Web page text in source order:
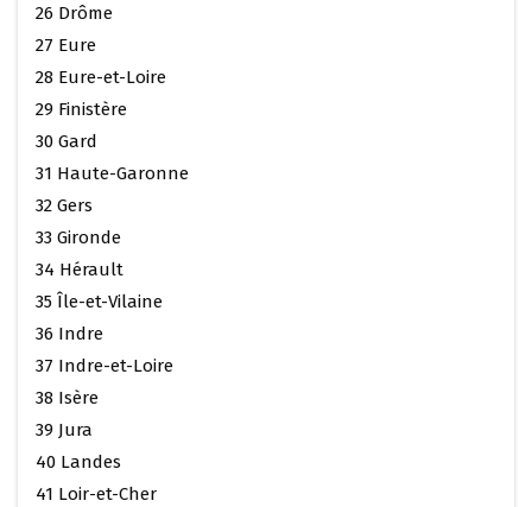
26 Drôme
27 Eure
28 Eure-et-Loire
29 Finistère
30 Gard
31 Haute-Garonne
32 Gers
33 Gironde
34 Hérault
35 Île-et-Vilaine
36 Indre
37 Indre-et-Loire
38 Isère
39 Jura
40 Landes
41 Loir-et-Cher